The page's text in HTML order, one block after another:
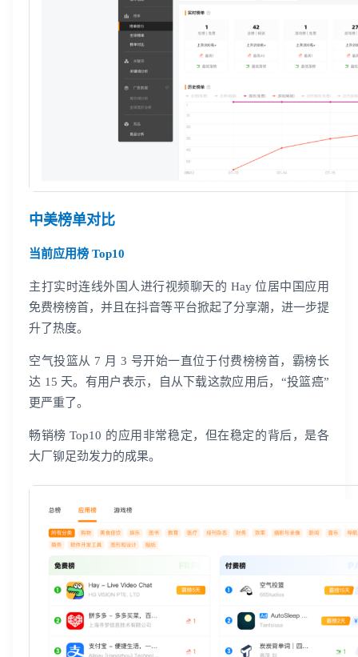
中美榜单对比
当前应用榜 Top10
主打实时连线外国人进行视频聊天的 Hay 位居中国应用
免费榜榜首，并且在抖音等平台掀起了分享潮，进一步提
升了热度。
空气投篮从 7 月 3 号开始一直位于付费榜榜首，霸榜长
达 15 天。有用户表示，自从下载这款应用后，“投篮癌”
更严重了。
畅销榜 Top10 的应用非常稳定，但在稳定的背后，是各
大厂铆足劲发力的成果。